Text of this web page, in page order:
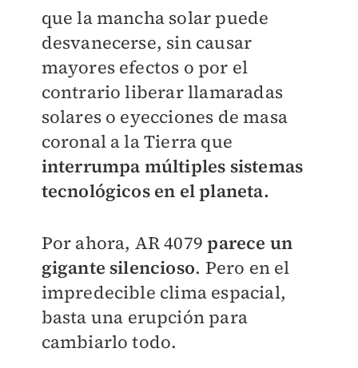
que la mancha solar puede
desvanecerse, sin causar
mayores efectos o por el
contrario liberar llamaradas
solares o eyecciones de masa
coronal a la Tierra que
interrumpa múltiples sistemas
tecnológicos en el planeta.
Por ahora, AR 4079parece un
gigante silencioso. Pero en el
impredecible clima espacial,
basta una erupción para
cambiarlo todo.